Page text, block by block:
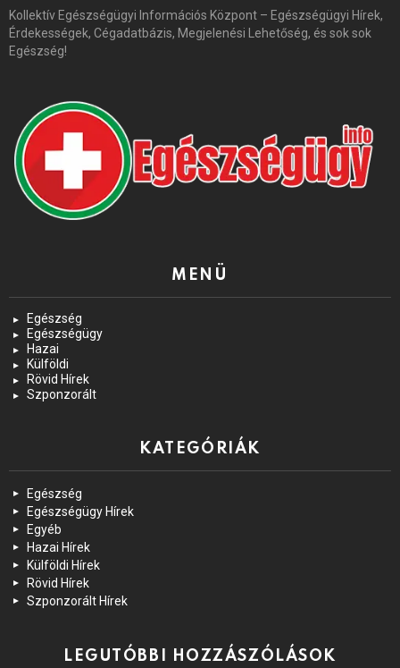
Kollektív Egészségügyi Információs Központ – Egészségügyi Hírek,
Érdekességek, Cégadatbázis, Megjelenési Lehetőség, és sok sok
Egészség!
MENÜ
Egészség
Egészségügy
Hazai
Külföldi
Rövid Hírek
Szponzorált
KATEGÓRIÁK
Egészség
Egészségügy Hírek
Egyéb
Hazai Hírek
Külföldi Hírek
Rövid Hírek
Szponzorált Hírek
LEGUTÓBBI HOZZÁSZÓLÁSOK